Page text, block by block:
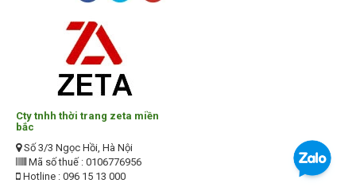
Cty tnhh thời trang zeta miền
bắc
Số 3/3 Ngọc Hồi, Hà Nội
Mã số thuế : 0106776956
Hotline : 096 15 13 000